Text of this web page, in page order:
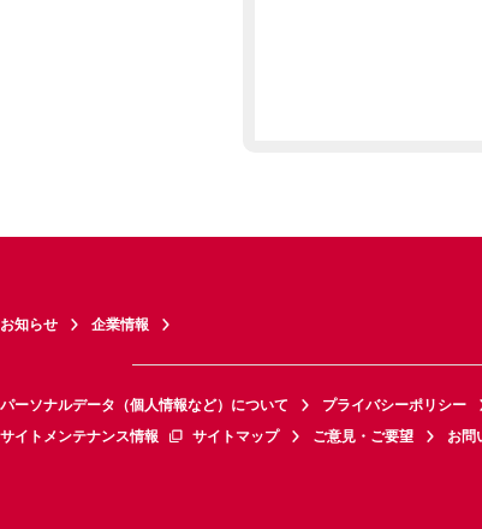
お知らせ 企業情報
パーソナルデータ（個人情報など）について プライバシーポリシー
サイトメンテナンス情報
サイトマップ ご意見・ご要望 お問